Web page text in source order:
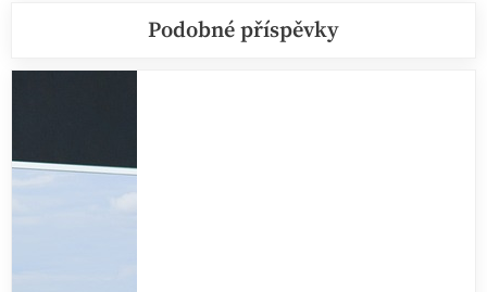
Podobné příspěvky